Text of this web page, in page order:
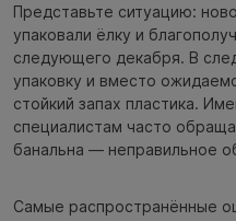
Представьте ситуацию:
упаковали ёлку и
следующего декабря. В
упаковку и вместо
стойкий запах пластика.
специалистам часто
банальна — неправильное
Самые распространённые